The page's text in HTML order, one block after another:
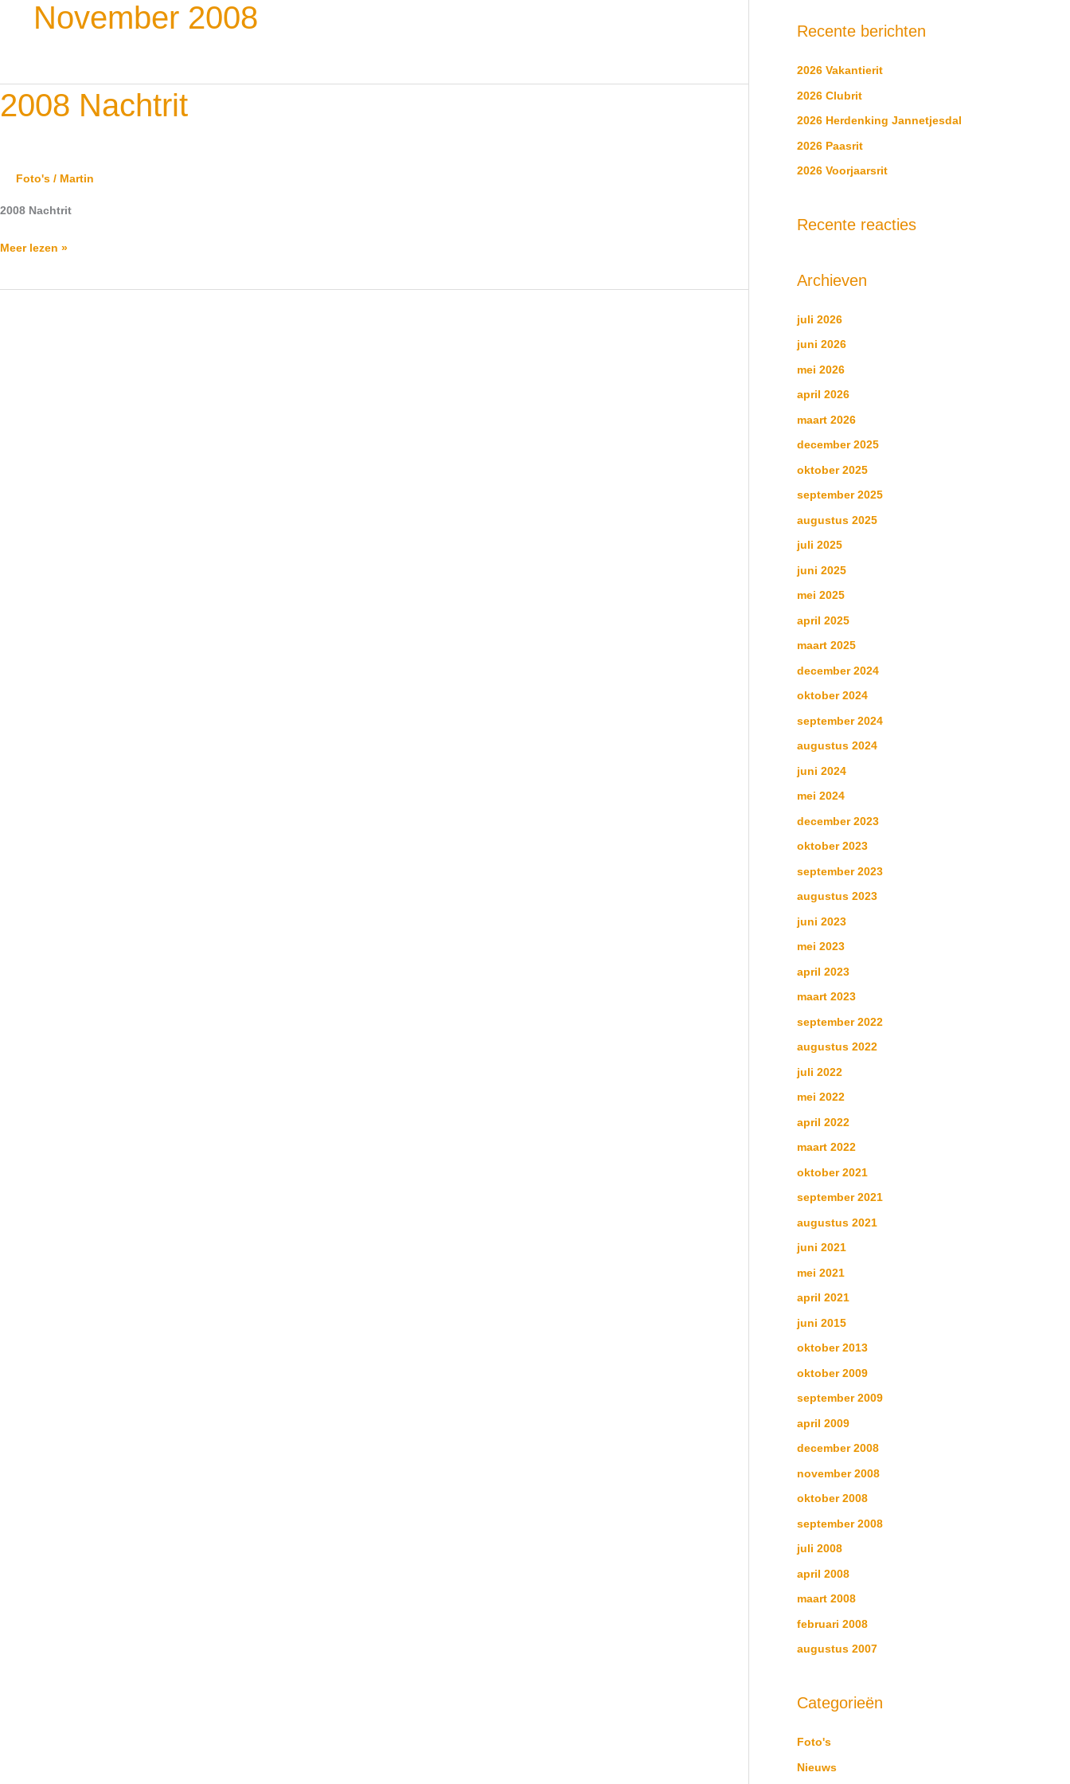
November 2008
2008 Nachtrit
Foto's / Martin
2008 Nachtrit
2008
Nachtrit
Meer lezen »
n
:
Recente berichten
2026 Vakantierit
2026 Clubrit
2026 Herdenking Jannetjesdal
2026 Paasrit
2026 Voorjaarsrit
Recente reacties
Archieven
juli 2026
juni 2026
mei 2026
april 2026
maart 2026
december 2025
oktober 2025
september 2025
augustus 2025
juli 2025
juni 2025
mei 2025
april 2025
maart 2025
december 2024
oktober 2024
september 2024
augustus 2024
juni 2024
mei 2024
december 2023
oktober 2023
september 2023
augustus 2023
juni 2023
mei 2023
april 2023
maart 2023
september 2022
augustus 2022
juli 2022
mei 2022
april 2022
maart 2022
oktober 2021
september 2021
augustus 2021
juni 2021
mei 2021
april 2021
juni 2015
oktober 2013
oktober 2009
september 2009
april 2009
december 2008
november 2008
oktober 2008
september 2008
juli 2008
april 2008
maart 2008
februari 2008
augustus 2007
Categorieën
Foto's
Nieuws